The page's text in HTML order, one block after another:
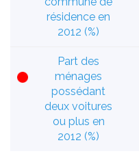
résidence en
2012 (%)
Part des
ménages
possédant
deux voitures
ou plus en
2012 (%)